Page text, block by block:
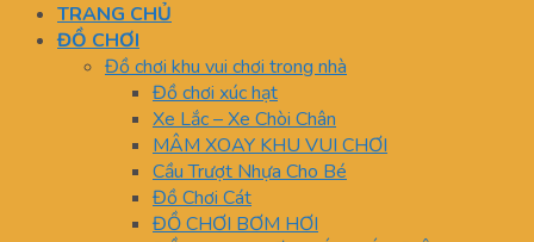
TRANG CHỦ
ĐỒ CHƠI
Đồ chơi khu vui chơi trong nhà
Đồ chơi xúc hạt
Xe Lắc – Xe Chòi Chân
MÂM XOAY KHU VUI CHƠI
Cầu Trượt Nhựa Cho Bé
Đồ Chơi Cát
ĐỒ CHƠI BƠM HƠI